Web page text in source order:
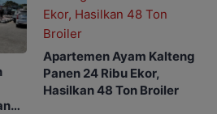
Apartemen Ayam Kalteng
Panen 24 Ribu Ekor,
Hasilkan 48 Ton Broiler